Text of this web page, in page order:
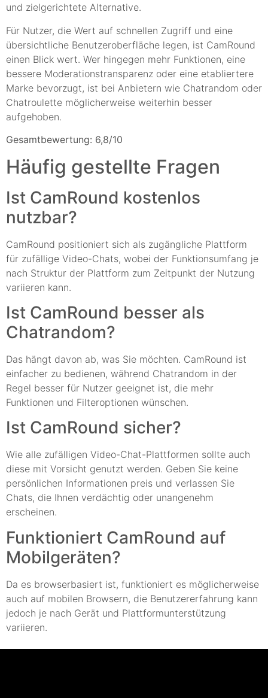
und zielgerichtete Alternative.
Für Nutzer, die Wert auf schnellen Zugriff und eine
übersichtliche Benutzeroberfläche legen, ist CamRound
einen Blick wert. Wer hingegen mehr Funktionen, eine
bessere Moderationstransparenz oder eine etabliertere
Marke bevorzugt, ist bei Anbietern wie Chatrandom oder
Chatroulette möglicherweise weiterhin besser
aufgehoben.
Gesamtbewertung: 6,8/10
Häufig gestellte Fragen
Ist CamRound kostenlos
nutzbar?
CamRound positioniert sich als zugängliche Plattform
für zufällige Video-Chats, wobei der Funktionsumfang je
nach Struktur der Plattform zum Zeitpunkt der Nutzung
variieren kann.
Ist CamRound besser als
Chatrandom?
Das hängt davon ab, was Sie möchten. CamRound ist
einfacher zu bedienen, während Chatrandom in der
Regel besser für Nutzer geeignet ist, die mehr
Funktionen und Filteroptionen wünschen.
Ist CamRound sicher?
Wie alle zufälligen Video-Chat-Plattformen sollte auch
diese mit Vorsicht genutzt werden. Geben Sie keine
persönlichen Informationen preis und verlassen Sie
Chats, die Ihnen verdächtig oder unangenehm
erscheinen.
Funktioniert CamRound auf
Mobilgeräten?
Da es browserbasiert ist, funktioniert es möglicherweise
auch auf mobilen Browsern, die Benutzererfahrung kann
jedoch je nach Gerät und Plattformunterstützung
variieren.